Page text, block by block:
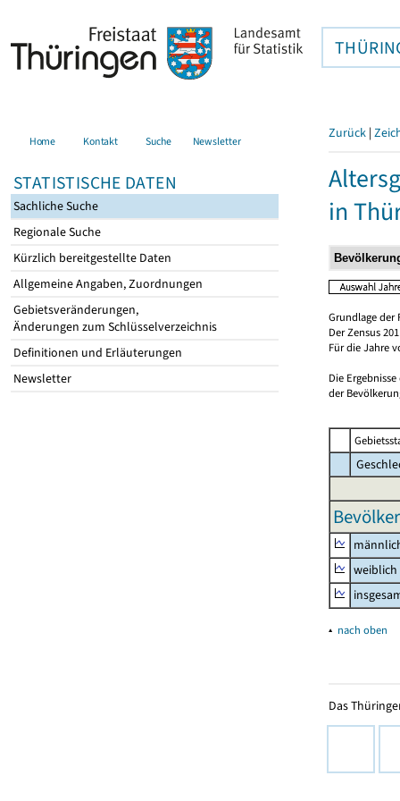
Home Kontakt Suche Newsletter
STATISTISCHE DATEN
Sachliche Suche
Regionale Suche
Kürzlich bereitgestellte Daten
Allgemeine Angaben, Zuordnungen
Gebietsveränderungen,
Änderungen zum Schlüsselverzeichnis
Definitionen und Erläuterungen
Newsletter
Zurück |
in
Grundlage der
Der Zensus
Für die Jahre
Die
der
weiblich
▴ nach oben
Das